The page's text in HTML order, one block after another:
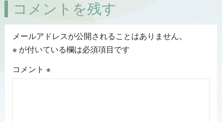
コメントを残す
メールアドレスが公開されることはありません。
※が付いている欄は必須項目です
コメント ※